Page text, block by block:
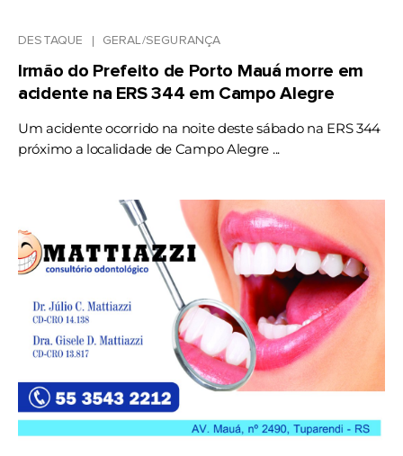
DESTAQUE GERAL/SEGURANÇA
Irmão do Prefeito de Porto Mauá morre em
acidente na ERS 344 em Campo Alegre
Um acidente ocorrido na noite deste sábado na ERS 344
próximo a localidade de Campo Alegre ...